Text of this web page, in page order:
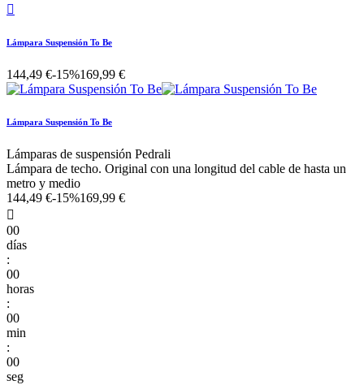

Lámpara Suspensión To Be
144,49 €-15%169,99 €
Lámpara Suspensión To Be
Lámparas de suspensión Pedrali
Lámpara de techo. Original con una longitud del cable de hasta un
metro y medio
144,49 €-15%169,99 €

00
días
:
00
horas
:
00
min
:
00
seg